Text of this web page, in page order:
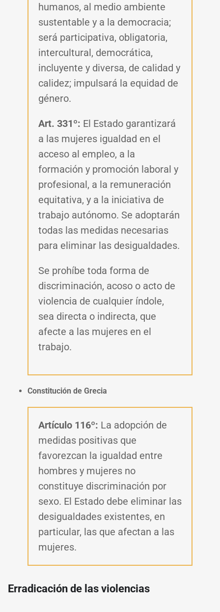
humanos, al medio ambiente
sustentable y a la democracia;
será participativa, obligatoria,
intercultural, democrática,
incluyente y diversa, de calidad y
calidez; impulsará la equidad de
género.
Art. 331º: El Estado garantizará
a las mujeres igualdad en el
acceso al empleo, a la
formación y promoción laboral y
profesional, a la remuneración
equitativa, y a la iniciativa de
trabajo autónomo. Se adoptarán
todas las medidas necesarias
para eliminar las desigualdades.
Se prohíbe toda forma de
discriminación, acoso o acto de
violencia de cualquier índole,
sea directa o indirecta, que
afecte a las mujeres en el
trabajo.
Constitución de Grecia
Artículo 116º: La adopción de
medidas positivas que
favorezcan la igualdad entre
hombres y mujeres no
constituye discriminación por
sexo. El Estado debe eliminar las
desigualdades existentes, en
particular, las que afectan a las
mujeres.
Erradicación de las violencias